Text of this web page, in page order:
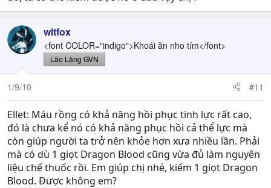
witfox
<font COLOR="indigo">Khoái ăn nho tím</font>
Lão Làng GVN
1/9/10 #11
Ellet: Máu rồng có khả năng hồi phục tinh lực rất cao,
đó là chưa kể nó có khả năng phục hồi cả thể lực mà
còn giúp người ta trở nên khỏe hơn xưa nhiều lần. Phải
mà có dù 1 giọt Dragon Blood cũng vừa đủ làm nguyên
liệu chế thuốc rồi. Em giúp chị nhé, kiếm 1 giọt Dragon
Blood. Được không em?